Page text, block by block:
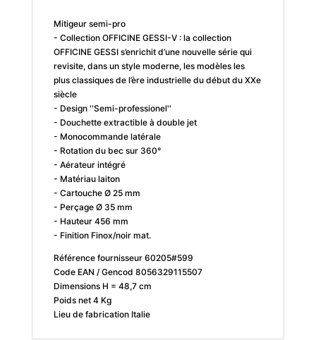
Mitigeur semi-pro
- Collection OFFICINE GESSI-V : la collection
OFFICINE GESSI s’enrichit d’une nouvelle série qui
revisite, dans un style moderne, les modèles les
plus classiques de l’ère industrielle du début du XXe
siècle
- Design ''Semi-professionel''
- Douchette extractible à double jet
- Monocommande latérale
- Rotation du bec sur 360°
- Aérateur intégré
- Matériau laiton
- Cartouche Ø 25 mm
- Perçage Ø 35 mm
- Hauteur 456 mm
- Finition Finox/noir mat.
Référence fournisseur 60205#599
Code EAN / Gencod 8056329115507
Dimensions H = 48,7 cm
Poids net 4 Kg
Lieu de fabrication Italie